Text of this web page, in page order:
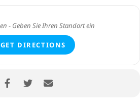
GET DIRECTIONS